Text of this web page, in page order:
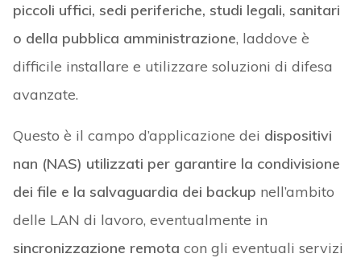
piccoli uffici, sedi periferiche, studi legali, sanitari
o della pubblica amministrazione, laddove è
difficile installare e utilizzare soluzioni di difesa
avanzate.
Questo è il campo d’applicazione dei dispositivi
nan (NAS) utilizzati per garantire la condivisione
dei file e la salvaguardia dei backup nell’ambito
delle LAN di lavoro, eventualmente in
sincronizzazione remota con gli eventuali servizi